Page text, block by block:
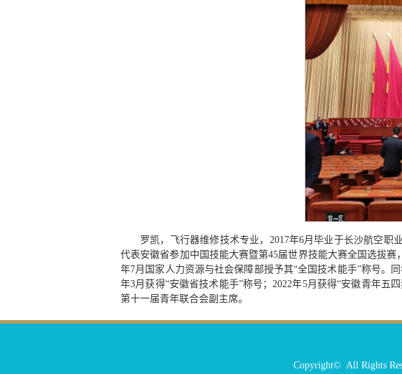
罗凯，飞行器维修技术专业，2017年6月毕业于长沙航空职
代表安徽省参加中国技能大赛暨第45届世界技能大赛全国选拔
年7月国家人力资源与社会保障部授予其“全国技术能手”称号。
年3月获得“安徽省技术能手”称号；2022年5月获得“安徽青年
第十一届青年联合会副主席。
Copyright© All Rights